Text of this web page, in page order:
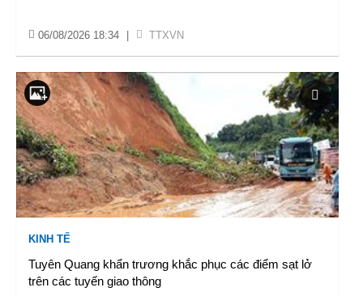
06/08/2026 18:34 TTXVN
KINH TẾ
Tuyên Quang khẩn trương khắc phục các điểm sạt lở
trên các tuyến giao thông